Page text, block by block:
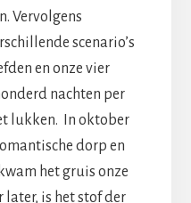
Vervolgens
scenario’s
en onze vier
nachten per
lukken. In oktober
dorp en
het gruis onze
later, is het stof der